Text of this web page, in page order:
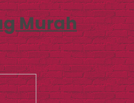
Murah